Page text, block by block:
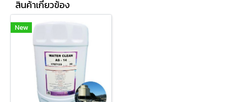
สินค้าเกี่ยวข้อง
New